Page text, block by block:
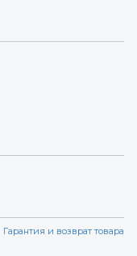
Гарантия и возврат товара